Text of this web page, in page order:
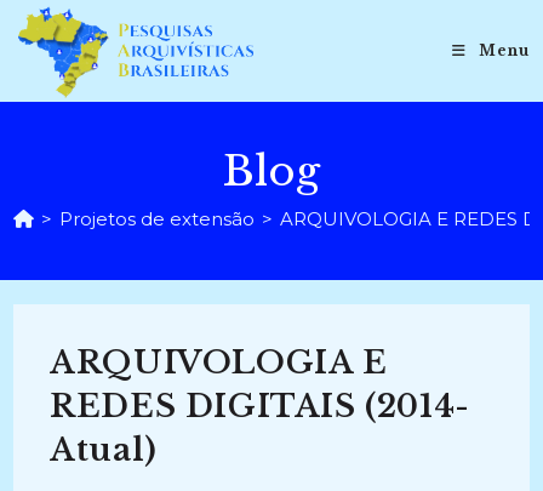
para
conteúdo
Menu
Blog
> Projetos de extensão > ARQUIVOLOGIA E REDES
ARQUIVOLOGIA E
REDES DIGITAIS (2014-
Atual)